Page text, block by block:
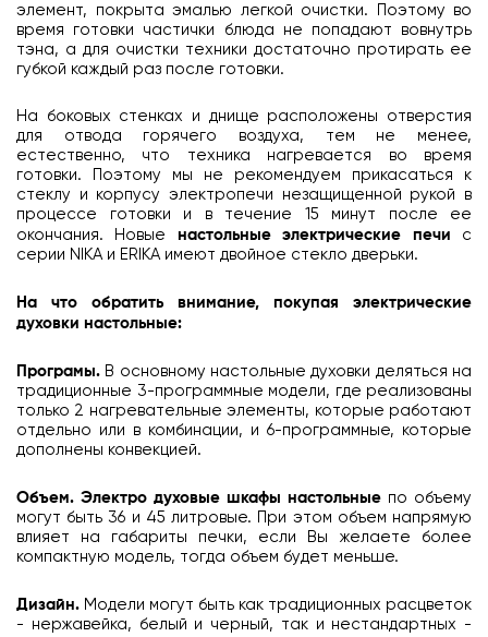
элемент, покрыта эмалью легкой очистки. Поэтому во
время готовки частички блюда не попадают вовнутрь
тэна, а для очистки техники достаточно протирать ее
губкой каждый раз после готовки.
На боковых стенках и днище расположены отверстия
для отвода горячего воздуха, тем не менее,
естественно, что техника нагревается во время
готовки. Поэтому мы не рекомендуем прикасаться к
стеклу и корпусу электропечи незащищенной рукой в
процессе готовки и в течение 15 минут после ее
окончания. Новые настольные электрические печи c
серии NIKA и ERIKA имеют двойное стекло дверьки.
На что обратить внимание, покупая электрические
духовки настольные:
Програмы. В основному настольные духовки деляться на
традиционные 3-программные модели, где реализованы
только 2 нагревательные элементы, которые работают
отдельно или в комбинации, и 6-программные, которые
дополнены конвекцией.
Объем. Электро духовые шкафы настольные по объему
могут быть 36 и 45 литровые. При этом объем напрямую
влияет на габариты печки, если Вы желаете более
компактную модель, тогда объем будет меньше.
Дизайн. Модели могут быть как традиционных расцветок
- нержавейка, белый и черный, так и нестандартных -